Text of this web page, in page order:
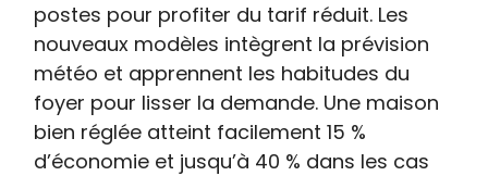
postes pour profiter du tarif réduit. Les
nouveaux modèles intègrent la prévision
météo et apprennent les habitudes du
foyer pour lisser la demande. Une maison
bien réglée atteint facilement 15 %
d’économie et jusqu’à 40 % dans les cas